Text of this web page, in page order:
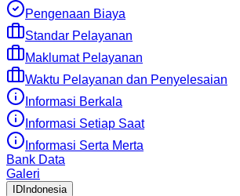
Pengenaan Biaya
Standar Pelayanan
Maklumat Pelayanan
Waktu Pelayanan dan Penyelesaian
Informasi Berkala
Informasi Setiap Saat
Informasi Serta Merta
Bank Data
Galeri
ID Indonesia